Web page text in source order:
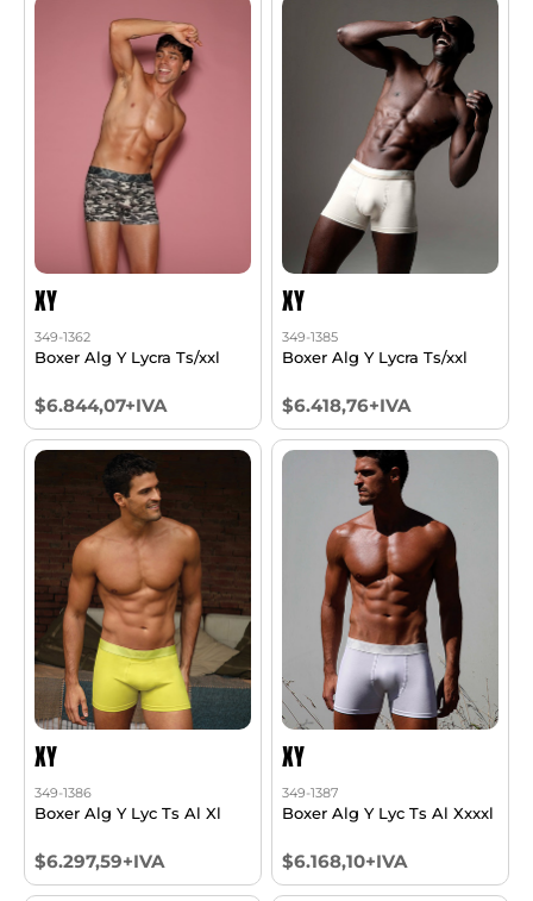
XY
349-1362
Boxer Alg Y Lycra Ts/xxl
$6.844,07+IVA
XY
349-1385
Boxer Alg Y Lycra Ts/xxl
$6.418,76+IVA
XY
349-1386
Boxer Alg Y Lyc Ts Al Xl
$6.297,59+IVA
XY
349-1387
Boxer Alg Y Lyc Ts Al Xxxxl
$6.168,10+IVA